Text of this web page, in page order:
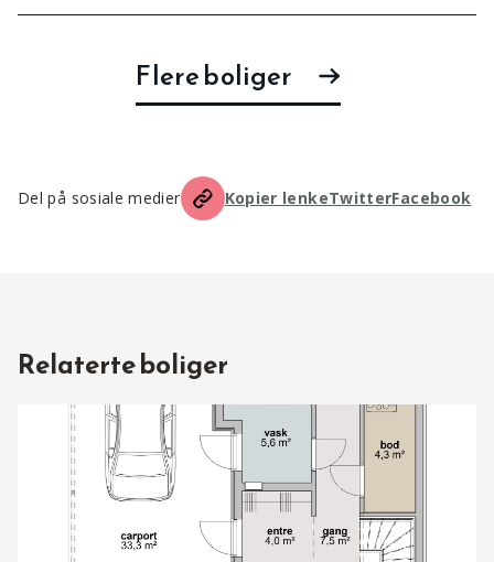
Flere boliger
Del på sosiale medier Kopier lenkeTwitterFacebook
Relaterte boliger